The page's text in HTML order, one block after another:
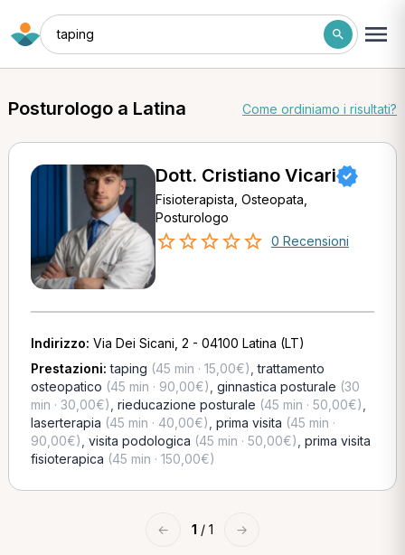
taping
Posturologo a Latina Come ordiniamo i risultati?
Dott. Cristiano Vicari
Fisioterapista, Osteopata,
Posturologo
0 Recensioni
Indirizzo: Via Dei Sicani, 2 - 04100 Latina (LT)
Prestazioni:taping (45 min · 15,00€) ,trattamento
osteopatico (45 min · 90,00€) ginnastica posturale (30
min · 30,00€) rieducazione posturale (45 min · 50,00€)
laserterapia (45 min · 40,00€) prima visita (45 min ·
90,00€) visita podologica (45 min · 50,00€) prima visita
fisioterapica (45 min · 150,00€)
← 1 / 1 →